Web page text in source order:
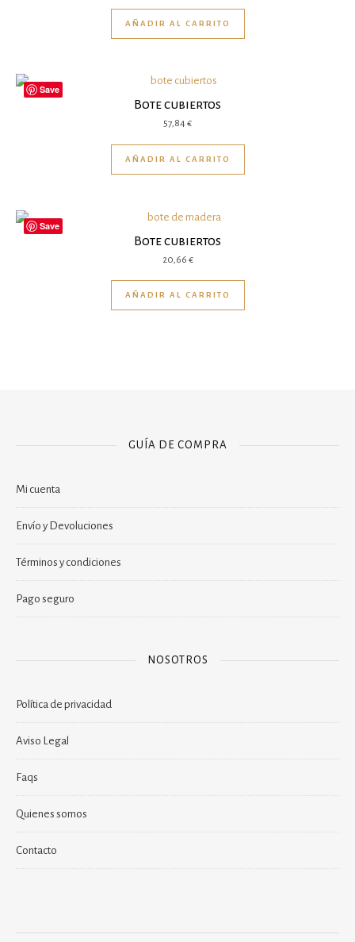
AÑADIR AL CARRITO
Save
Bote cubiertos
57,84€
AÑADIR AL CARRITO
Save
Bote cubiertos
20,66 €
AÑADIR AL CARRITO
GUÍA DE COMPRA
Mi cuenta
Envío y Devoluciones
Términos y condiciones
Pago seguro
NOSOTROS
Política de privacidad
Aviso Legal
Faqs
Quienes somos
Contacto